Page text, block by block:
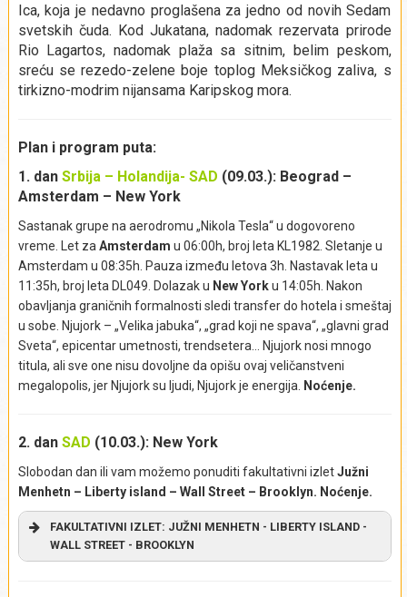
Ica, koja je nedavno proglašena za jedno od novih Sedam
svetskih čuda. Kod Jukatana, nadomak rezervata prirode
Rio Lagartos, nadomak plaža sa sitnim, belim peskom,
sreću se rezedo-zelene boje toplog Meksičkog zaliva, s
tirkizno-modrim nijansama Karipskog mora.
Plan i program puta:
1. dan Srbija – Holandija- SAD (09.03.): Beograd –
Amsterdam – New York
Sastanak grupe na aerodromu „Nikola Tesla“ u dogovoreno
vreme. Let za Amsterdam u 06:00h, broj leta KL1982. Sletanje u
Amsterdam u 08:35h. Pauza između letova 3h. Nastavak leta u
11:35h, broj leta DL049. Dolazak u New Yorku 14:05h. Nakon
obavljanja graničnih formalnosti sledi transfer do hotela i smeštaj
u sobe. Njujork – „Velika jabuka“, „grad koji ne spava“, „glavni grad
Sveta“, epicentar umetnosti, trendsetera… Njujork nosi mnogo
titula, ali sve one nisu dovoljne da opišu ovaj veličanstveni
megalopolis, jer Njujork su ljudi, Njujork je energija.
Noćenje.
2. dan SAD (10.03.): New York
Slobodan dan ili vam možemo ponuditi fakultativni izletJužni
Menhetn – Liberty island – Wall Street – Brooklyn. Noćenje.
FAKULTATIVNI IZLET: JUŽNI MENHETN - LIBERTY ISLAND -
WALL STREET - BROOKLYN